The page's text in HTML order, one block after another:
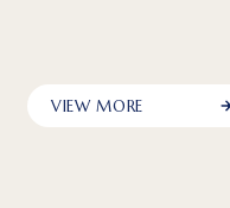
VIEW MORE